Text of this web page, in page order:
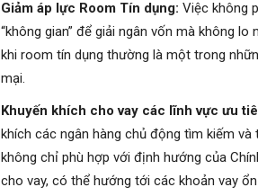
Giảm áp lực Room Tín dụng: Việc không
“không gian” để giải ngân vốn mà không
khi room tín dụng thường là một trong
mại.
Khuyến khích cho vay các lĩnh vực ưu
khích các ngân hàng chủ động tìm kiếm
không chỉ phù hợp với định hướng của
cho vay, có thể hướng tới các khoản vay